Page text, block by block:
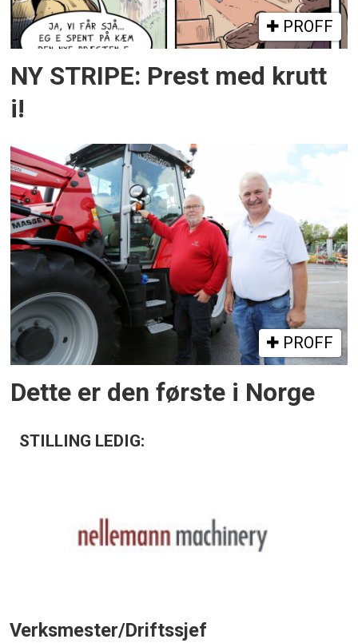
PROFF
NY STRIPE: Prest med krutt
i!
PROFF
Dette er den første i Norge
STILLING LEDIG:
Verksmester/Driftssjef